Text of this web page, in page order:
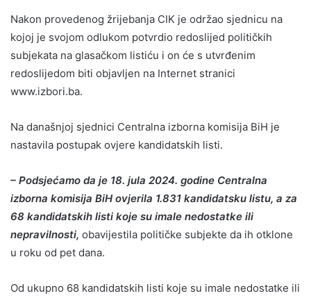
Nakon provedenog žrijebanja CIK je održao sjednicu na
kojoj je svojom odlukom potvrdio redoslijed političkih
subjekata na glasačkom listiću i on će s utvrđenim
redoslijedom biti objavljen na Internet stranici
www.izbori.ba.
Na današnjoj sjednici Centralna izborna komisija BiH je
nastavila postupak ovjere kandidatskih listi.
– Podsjećamo da je 18. jula 2024. godine Centralna
izborna komisija BiH ovjerila 1.831 kandidatsku listu, a za
68 kandidatskih listi koje su imale nedostatke ili
nepravilnosti, obavijestila političke subjekte da ih otklone
u roku od pet dana.
Od ukupno 68 kandidatskih listi koje su imale nedostatke ili